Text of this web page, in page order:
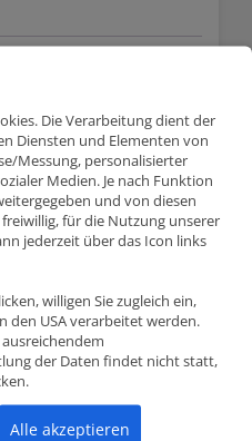
für hohe
/ Methanol, E85, E100,
Die Verarbeitung dient der
Diensten und Elementen von
Messung, personalisierter
Medien. Je nach Funktion
und von diesen
für die Nutzung unserer
jederzeit über das Icon links
willigen Sie zugleich ein,
den USA verarbeitet werden.
der Daten findet nicht statt,
Alle akzeptieren